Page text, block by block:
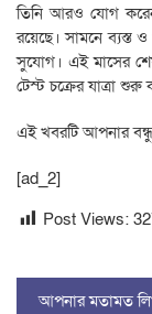
তিনি আরও যোগ
রয়েছে। সামনে
সুযোগ। এই মাসের
টেস্ট চক্রের যাত্রা
এই খবরটি আপনার
[ad_2]
Post Views:
আপনার মতামত